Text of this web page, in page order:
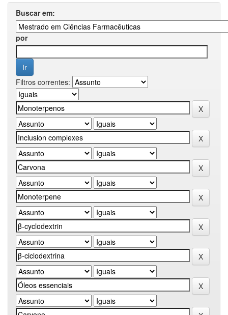
Buscar em:
por
Filtros correntes: